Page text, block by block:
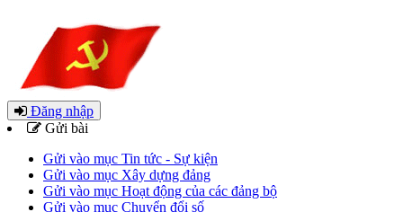
Đăng nhập
Gửi bài
Gửi vào mục Tin tức - Sự kiện
Gửi vào mục Xây dựng đảng
Gửi vào mục Hoạt động của các đảng bộ
Gửi vào mục Chuyển đổi số